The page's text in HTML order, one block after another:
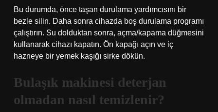
Bu durumda, önce taşan durulama yardımcısını bir
bezle silin. Daha sonra cihazda boş durulama programı
çalıştırın. Su dolduktan sonra, açma/kapama düğmesini
kullanarak cihazı kapatın. Ön kapağı açın ve iç
hazneye bir yemek kaşığı sirke dökün.
Bulaşık makinesi deterjan
olmadan nasıl temizlenir?